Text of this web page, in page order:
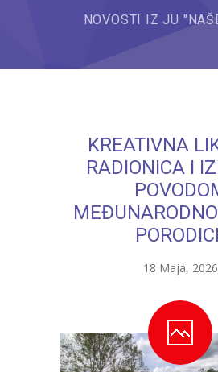
-- Vrtići
---- Jelenko
---- Lastavica
---- Snjeguljica
---- Sunčica
NOVOSTI IZ JU
KREATIVNA
RADIONICA I
18 Maja, 2026